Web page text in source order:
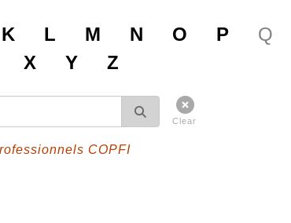
K L M N O P Q
X Y Z
Clear
COPFI